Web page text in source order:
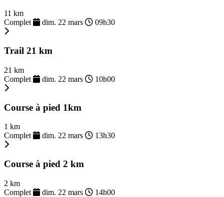
11 km
Complet
dim. 22 mars 09h30
Trail 21 km
21 km
Complet
dim. 22 mars 10h00
Course à pied 1km
1 km
Complet
dim. 22 mars 13h30
Course à pied 2 km
2 km
Complet
dim. 22 mars 14h00